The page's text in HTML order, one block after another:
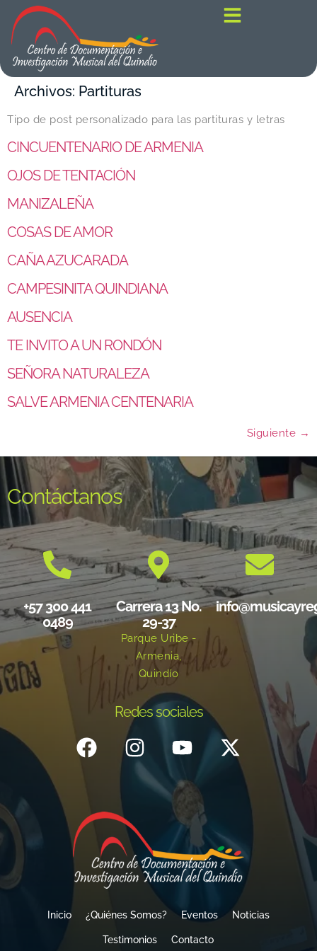
contenido
Archivos: Partituras
Tipo de post personalizado para las partituras y letras
CINCUENTENARIO DE ARMENIA
OJOS DE TENTACIÓN
MANIZALEÑA
COSAS DE AMOR
CAÑA AZUCARADA
CAMPESINITA QUINDIANA
AUSENCIA
TE INVITO A UN RONDÓN
SEÑORA NATURALEZA
SALVE ARMENIA CENTENARIA
Siguiente →
Contáctanos
+57 300 441
0489
Carrera 13 No.
29-37
Parque Uribe -
Armenia,
Quindío
Redes sociales
Inicio ¿Quiénes Somos? Eventos Noticias
Testimonios Contacto